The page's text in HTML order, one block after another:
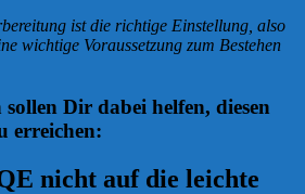
ist die richtige Einstellung, also
wichtige Voraussetzung zum Bestehen
sollen Dir dabei helfen, diesen
erreichen:
nicht auf die leichte